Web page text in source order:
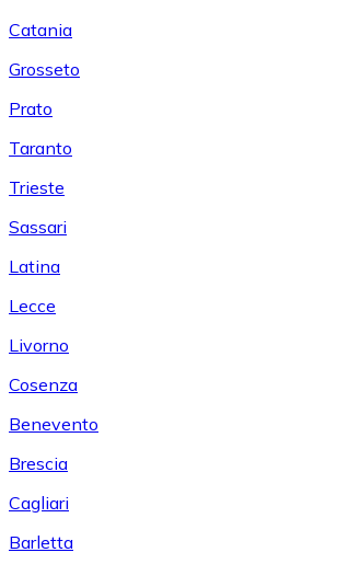
Catania
Grosseto
Prato
Taranto
Trieste
Sassari
Latina
Lecce
Livorno
Cosenza
Benevento
Brescia
Cagliari
Barletta